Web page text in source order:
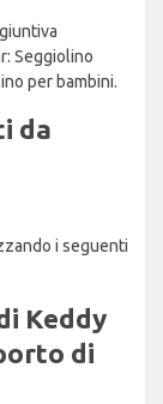
Seggiolino
per bambini.
da
i seguenti
Keddy
di